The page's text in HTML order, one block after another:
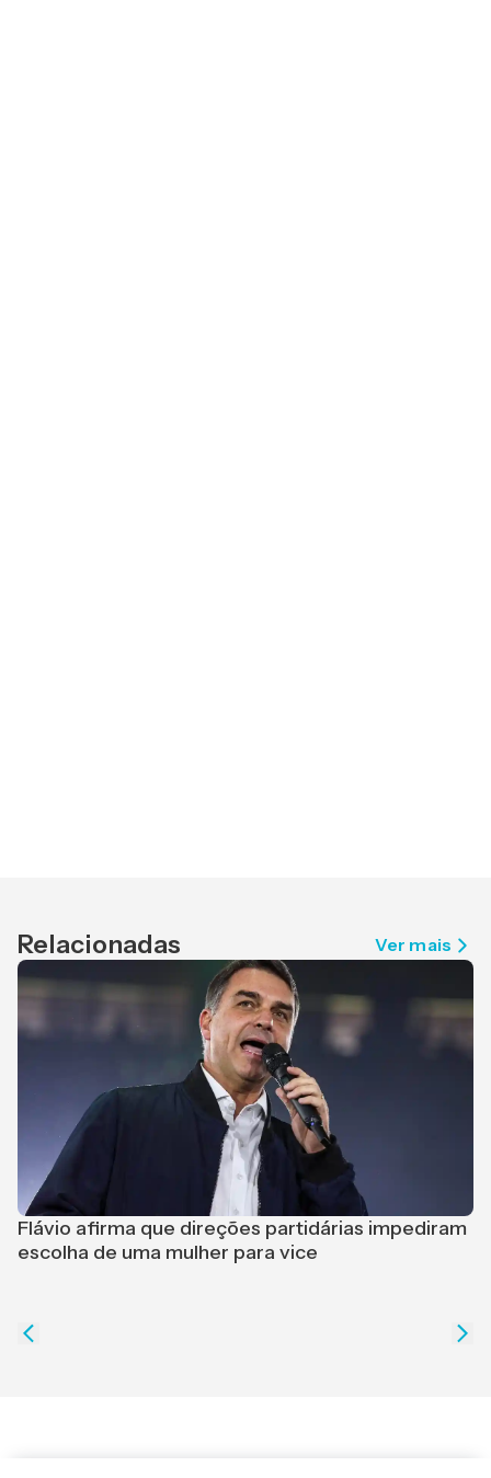
Relacionadas Ver mais
Flávio afirma que direções partidárias impediram
escolha de uma mulher para vice